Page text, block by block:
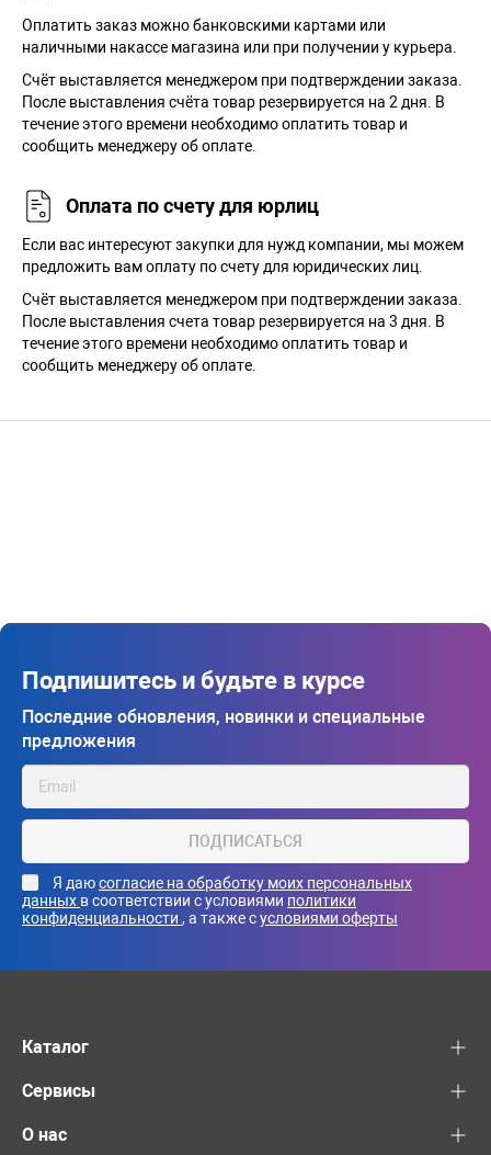
Оплатить заказ можно банковскими картами или
наличными накассе магазина или при получении у курьера.
Cчёт выставляется менеджером при подтверждении заказа.
После выставления счёта товар резервируется на 2 дня. В
течение этого времени необходимо оплатить товар и
сообщить менеджеру об оплате.
Оплата по счету для юрлиц
Если вас интересуют закупки для нужд компании, мы можем
предложить вам оплату по счету для юридических лиц.
Счёт выставляется менеджером при подтверждении заказа.
После выставления счета товар резервируется на 3 дня. В
течение этого времени необходимо оплатить товар и
сообщить менеджеру об оплате.
Подпишитесь и будьте в курсе
Последние обновления, новинки и специальные
предложения
ПОДПИСАТЬСЯ
Я даюсогласие на обработку моих персональных
данных в соответствии с условиями политики
конфиденциальности , а также сусловиями оферты
Каталог
Сервисы
О нас